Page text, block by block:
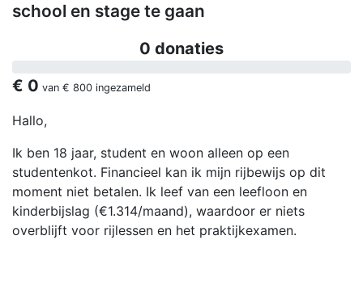
school en stage te gaan
0 donaties
€ 0 van € 800 ingezameld
Hallo,
Ik ben 18 jaar, student en woon alleen op een
studentenkot. Financieel kan ik mijn rijbewijs op dit
moment niet betalen. Ik leef van een leefloon en
kinderbijslag (€1.314/maand), waardoor er niets
overblijft voor rijlessen en het praktijkexamen.